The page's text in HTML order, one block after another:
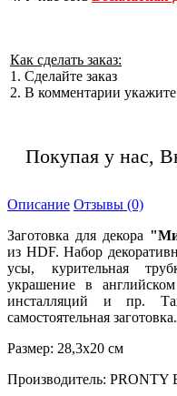
Как сделать заказ:
1. Сделайте заказ
2. В комментарии укажите
Покупая у нас,
Описание Отзывы (0)
Заготовка для декора
из HDF. Набор
усы, курительная
украшение в
инсталляций и пр.
самостоятельная заготовка.
Размер: 28,3х20 см
Производитель: PRONTY